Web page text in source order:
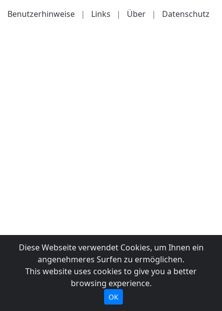
Benutzerhinweise
| Links | Über | Datenschutz
Diese Webseite verwendet Cookies, um Ihnen ein
angenehmeres Surfen zu ermöglichen.
This website uses cookies to give you a better
browsing experience.
OK